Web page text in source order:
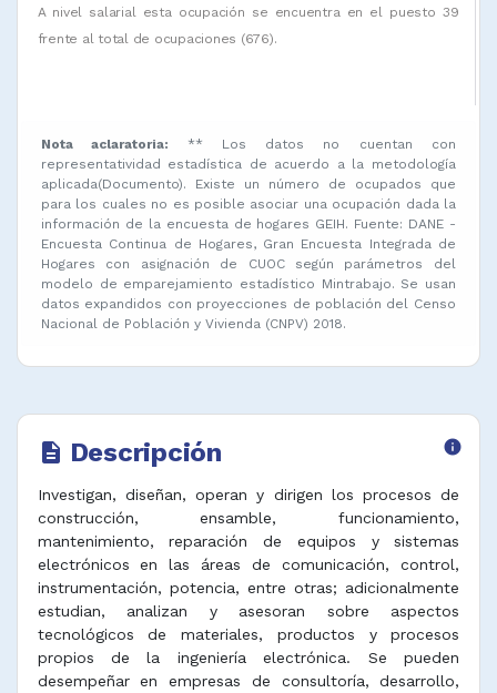
A nivel salarial esta ocupación se encuentra en el puesto 39
frente al total de ocupaciones (676).
Nota aclaratoria:
** Los datos no cuentan con
representatividad estadística de acuerdo a la metodología
aplicada(Documento). Existe un número de ocupados que
para los cuales no es posible asociar una ocupación dada la
información de la encuesta de hogares GEIH. Fuente: DANE -
Encuesta Continua de Hogares, Gran Encuesta Integrada de
Hogares con asignación de CUOC según parámetros del
modelo de emparejamiento estadístico Mintrabajo. Se usan
datos expandidos con proyecciones de población del Censo
Nacional de Población y Vivienda (CNPV) 2018.
description Descripción info
Investigan, diseñan, operan y dirigen los procesos de
construcción, ensamble, funcionamiento,
mantenimiento, reparación de equipos y sistemas
electrónicos en las áreas de comunicación, control,
instrumentación, potencia, entre otras; adicionalmente
estudian, analizan y asesoran sobre aspectos
tecnológicos de materiales, productos y procesos
propios de la ingeniería electrónica. Se pueden
desempeñar en empresas de consultoría, desarrollo,